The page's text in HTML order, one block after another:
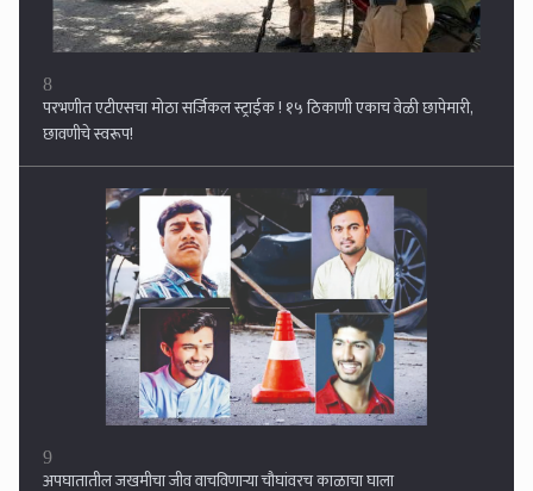
9
अपघातातील जखमीचा जीव वाचविणार्‍या चौघांवरच काळाचा घाला
10
मनोज जरांगे पाटील यांच्या उपोषणाची गंभीर दखल , शासनाकडून दिला १२ मुद्यांचा